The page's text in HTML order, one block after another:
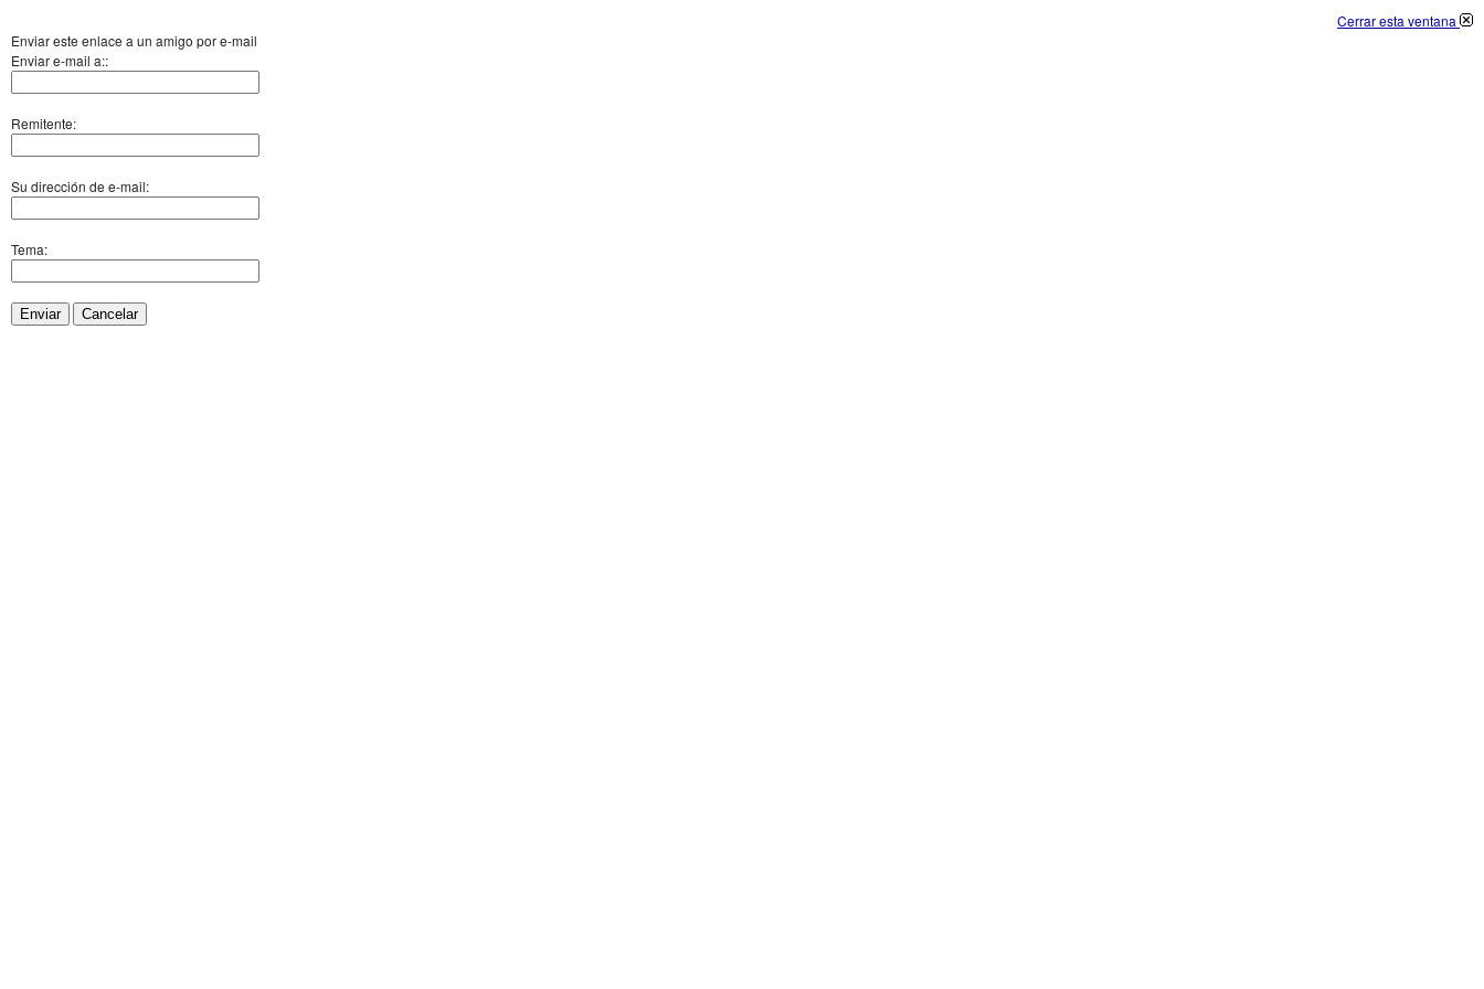
Cerrar esta ventana
Enviar este enlace a un amigo por e-mail
Enviar e-mail a::
Remitente:
Su dirección de e-mail:
Tema:
Enviar Cancelar